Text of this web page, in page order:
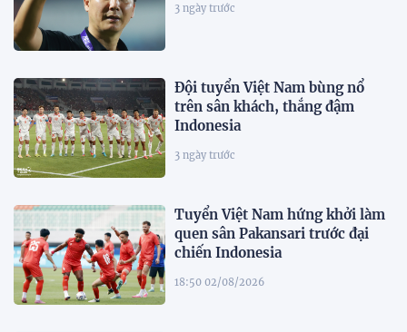
3 ngày trước
Đội tuyển Việt Nam bùng nổ
trên sân khách, thắng đậm
Indonesia
3 ngày trước
Tuyển Việt Nam hứng khởi làm
quen sân Pakansari trước đại
chiến Indonesia
18:50 02/08/2026